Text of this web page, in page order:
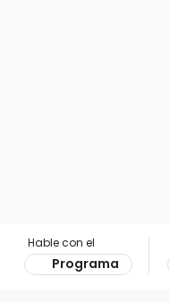
Hable con el
Programa